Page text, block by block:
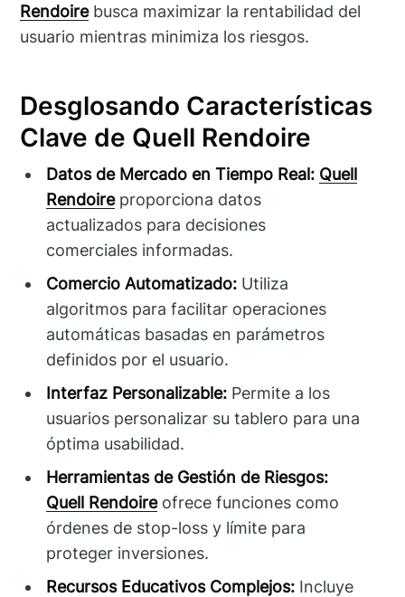
Rendoirebusca maximizar la rentabilidad del
usuario mientras minimiza los riesgos.
Desglosando Características
Clave de Quell Rendoire
Datos de Mercado en Tiempo Real: Quell
Rendoireproporciona datos
actualizados para decisiones
comerciales informadas.
Comercio Automatizado: Utiliza
algoritmos para facilitar operaciones
automáticas basadas en parámetros
definidos por el usuario.
Interfaz Personalizable: Permite a los
usuarios personalizar su tablero para una
óptima usabilidad.
Herramientas de Gestión de Riesgos:
Quell Rendoireofrece funciones como
órdenes de stop-loss y límite para
proteger inversiones.
Recursos Educativos Complejos: Incluye